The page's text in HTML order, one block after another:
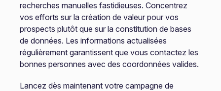
recherches manuelles fastidieuses. Concentrez
vos efforts sur la création de valeur pour vos
prospects plutôt que sur la constitution de bases
de données. Les informations actualisées
régulièrement garantissent que vous contactez les
bonnes personnes avec des coordonnées valides.
Lancez dès maintenant votre campagne de